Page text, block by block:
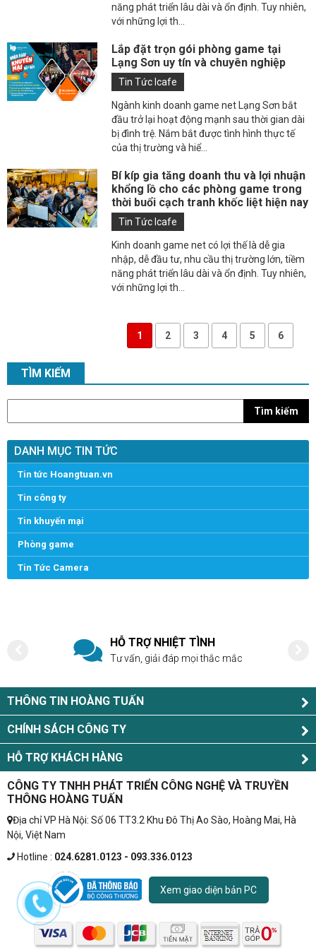
năng phát triển lâu dài và ổn định. Tuy nhiên,
với những lợi th...
Lắp đặt trọn gói phòng game tại
Lạng Sơn uy tín và chuyên nghiệp
Tin Tức Icafe
Ngành kinh doanh game net Lạng Sơn bắt
đầu trở lại hoạt động mạnh sau thời gian dài
bị đình trệ. Nắm bắt được tình hình thực tế
của thị trường và hiể...
Bí kíp gia tăng doanh thu và lợi nhuận
khổng lồ cho các phòng game trong
thời buổi cạch tranh khốc liệt hiện nay
Tin Tức Icafe
Kinh doanh game net có lợi thế là dễ gia
nhập, dễ đầu tư, nhu cầu thị trường lớn, tiềm
năng phát triển lâu dài và ổn định. Tuy nhiên,
với những lợi th...
1 2 3 4 5 6
TÌM KIẾM
Tìm kiếm
DANH MỤC TIN TỨC
Tin tức Hoangtuan.vn
Tin công ty
Tin khuyến mại
Phòng game
Tin Tức Camera
HỖ TRỢ NHIỆT TÌNH
Tư vấn, giải đáp mọi thắc mắc
THÔNG TIN HOÀNG TUẤN
CHÍNH SÁCH CÔNG TY
HỖ TRỢ KHÁCH HÀNG
CÔNG TY TNHH PHÁT TRIỂN CÔNG NGHỆ VÀ TRUYỀN
THÔNG HOÀNG TUẤN
Địa chỉ VP Hà Nội: Số 06 TT3.2 Khu Đô Thị Ao Sào, Hoàng Mai, Hà
Nội, Việt Nam
Hotline : 024.6281.0123 - 093.336.0123
Xem giao diện bản PC